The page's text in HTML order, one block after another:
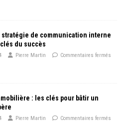
stratégie de communication interne
du succès
Pierre Martin Commentaires fermés
: les clés pour bâtir un
Pierre Martin Commentaires fermés